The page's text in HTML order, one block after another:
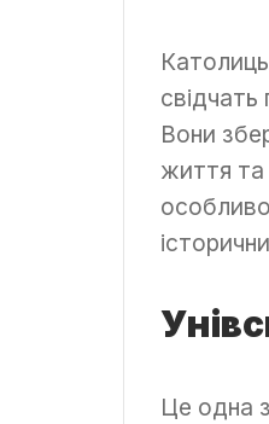
свідчать
Вони
життя та
Це одна